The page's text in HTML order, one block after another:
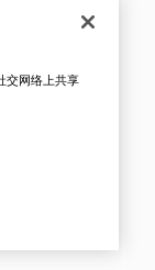
交网络上共享